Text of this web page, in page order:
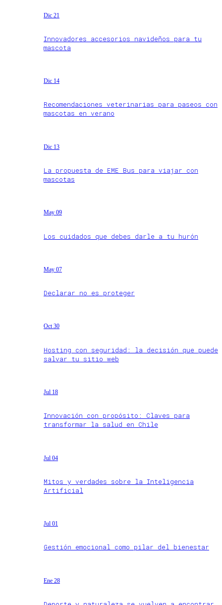
Dic 21
Innovadores accesorios navideños para tu
mascota
Dic 14
Recomendaciones veterinarias para paseos con
mascotas en verano
Dic 13
La propuesta de EME Bus para viajar con
mascotas
May 09
Los cuidados que debes darle a tu hurón
May 07
Declarar no es proteger
Oct 30
Hosting con seguridad: la decisión que puede
salvar tu sitio web
Jul 18
Innovación con propósito: Claves para
transformar la salud en Chile
Jul 04
Mitos y verdades sobre la Inteligencia
Artificial
Jul 01
Gestión emocional como pilar del bienestar
Ene 28